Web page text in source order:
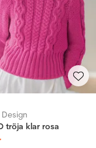
tröja klar rosa